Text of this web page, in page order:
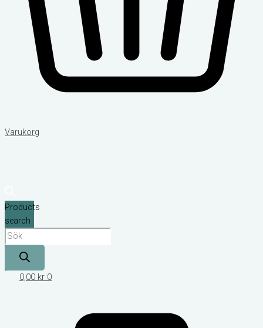
Varukorg
Products
search
0,00 kr 0